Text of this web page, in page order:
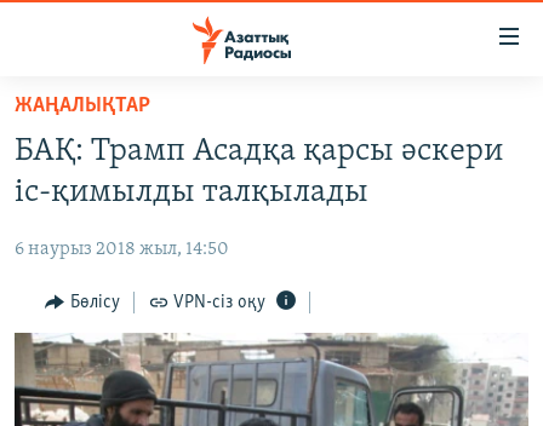
Skip
main
content
to
Navigation
Skip
Search
САЯСАТ
ҚАҢТАР ОҚИҒАСЫ
АДАМ ҚҰҚЫҚТАРЫ
ӘЛЕУМЕТ
ӘЛЕМ
ЖАҢАЛЫҚТАР
БАҚ: Трамп Асадқа қарсы әскери
іс-қимылды талқылады
6 наурыз 2018 жыл, 14:50
Бөлісу VPN-сіз оқу